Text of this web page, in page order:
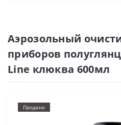
Аэрозольный
приборов
Line клюква 600мл
Продано